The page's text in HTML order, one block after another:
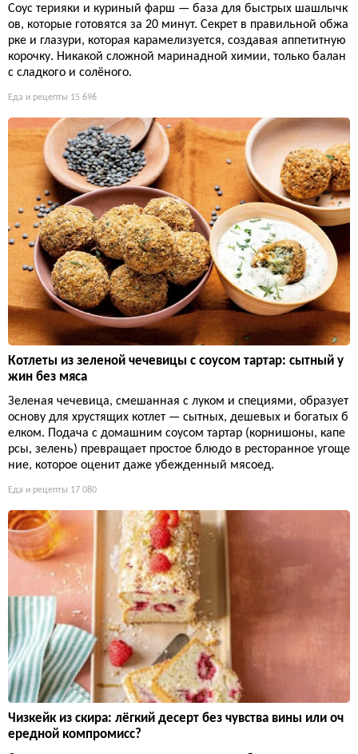
Соус терияки и куриный фарш — база для быстрых шашлычк
ов, которые готовятся за 20 минут. Секрет в правильной обжа
рке и глазури, которая карамелизуется, создавая аппетитную
корочку. Никакой сложной маринадной химии, только балан
с сладкого и солёного.
Еда и рецепты 15 696
Котлеты из зеленой чечевицы с соусом тартар: сытный у
жин без мяса
Зеленая чечевица, смешанная с луком и специями, образует
основу для хрустящих котлет — сытных, дешевых и богатых б
елком. Подача с домашним соусом тартар (корнишоны, капе
рсы, зелень) превращает простое блюдо в ресторанное угоще
ние, которое оценит даже убежденный мясоед.
Еда и рецепты 17 080
Чизкейк из скира: лёгкий десерт без чувства вины или оч
ередной компромисс?